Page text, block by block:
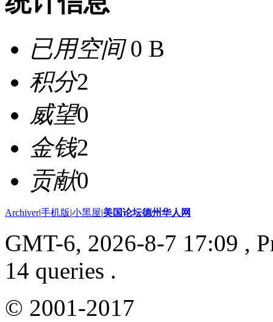
已用空间0 B
积分2
威望0
金钱2
贡献0
Archiver|手机版|小黑屋|美国论坛德州华人网
GMT-6, 2026-8-7 17:09 ,
14 queries .
© 2001-2017